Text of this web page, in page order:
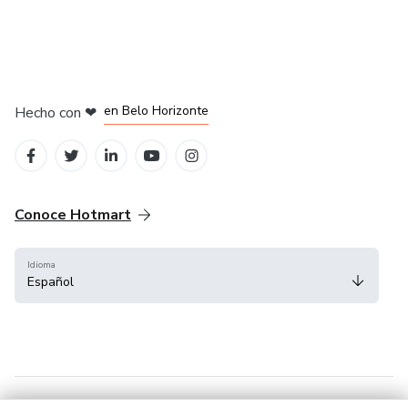
Hecho con ❤ en Belo Horizonte
Conoce Hotmart
Idioma
Español